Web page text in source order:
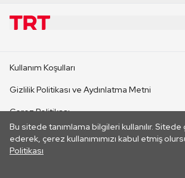
Bu sitede tanımlama bilgileri kullanılır.
ederek, çerez kullanımımızı kabul etmiş
Politikası
CANLI YAYINLAR
Kullanım Koşulları
Gizlilik Politikası ve Aydınlatma Metni
Çerez Politikası
İletişim
Her hakkı saklıdır. ©2026 TRT. Bağlantı